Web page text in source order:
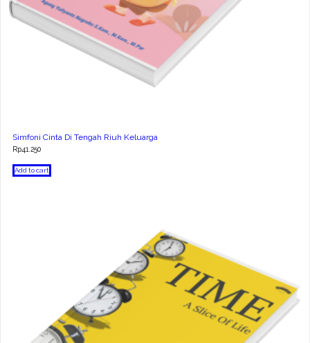
Simfoni Cinta Di Tengah Riuh Keluarga
Rp41.250
Add to cart